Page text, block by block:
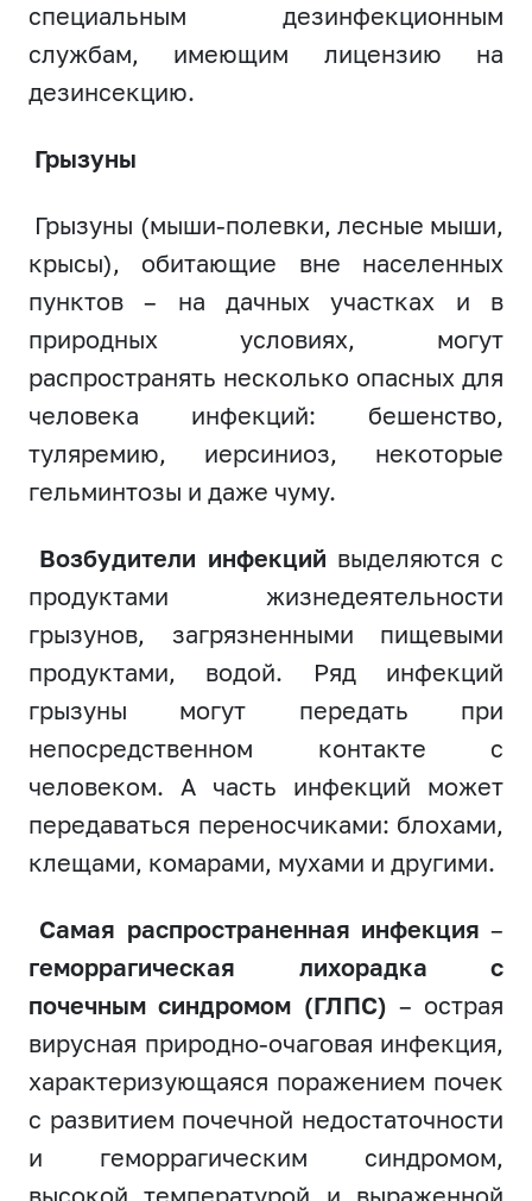
специальным дезинфекционным
службам, имеющим лицензию на
дезинсекцию.
Грызуны
Грызуны (мыши-полевки, лесные мыши,
крысы), обитающие вне населенных
пунктов – на дачных участках и в
природных условиях, могут
распространять несколько опасных для
человека инфекций: бешенство,
туляремию, иерсиниоз, некоторые
гельминтозы и даже чуму.
Возбудители инфекций выделяются с
продуктами жизнедеятельности
грызунов, загрязненными пищевыми
продуктами, водой. Ряд инфекций
грызуны могут передать при
непосредственном контакте с
человеком. А часть инфекций может
передаваться переносчиками: блохами,
клещами, комарами, мухами и другими.
Самая распространенная инфекция –
геморрагическая лихорадка с
почечным синдромом (ГЛПС) – острая
вирусная природно-очаговая инфекция,
характеризующаяся поражением почек
с развитием почечной недостаточности
и геморрагическим синдромом,
высокой температурой и выраженной